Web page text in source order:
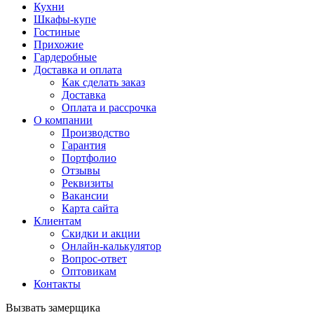
Кухни
Шкафы-купе
Гостиные
Прихожие
Гардеробные
Доставка и оплата
Как сделать заказ
Доставка
Оплата и рассрочка
О компании
Производство
Гарантия
Портфолио
Отзывы
Реквизиты
Вакансии
Карта сайта
Клиентам
Скидки и акции
Онлайн-калькулятор
Вопрос-ответ
Оптовикам
Контакты
Вызвать замерщика